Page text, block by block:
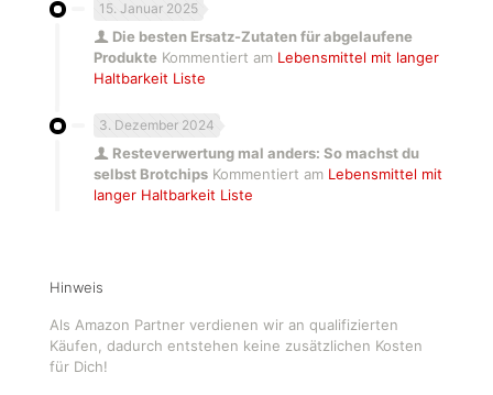
15. Januar 2025
Die besten Ersatz-Zutaten für abgelaufene
Produkte Kommentiert am Lebensmittel mit langer
Haltbarkeit Liste
3. Dezember 2024
Resteverwertung mal anders: So machst du
selbst Brotchips Kommentiert am Lebensmittel mit
langer Haltbarkeit Liste
Hinweis
Als Amazon Partner verdienen wir an qualifizierten
Käufen, dadurch entstehen keine zusätzlichen Kosten
für Dich!